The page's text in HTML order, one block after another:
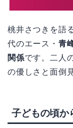
桃井さつきを語
代のエース・ 青
関係です。二人
の優しさと面倒
子どもの頃か